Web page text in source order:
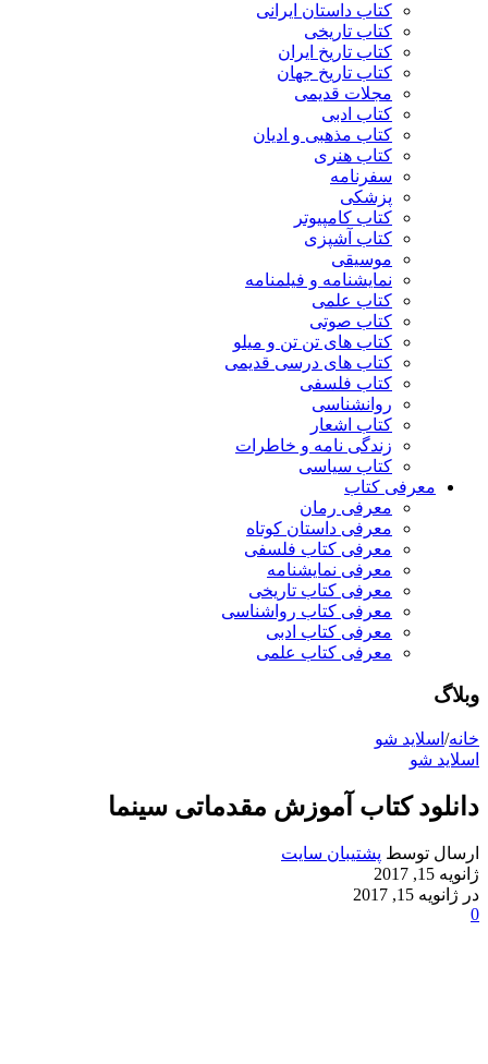
کتاب داستان ایرانی
کتاب تاریخی
کتاب تاریخ ایران
کتاب تاریخ جهان
مجلات قدیمی
کتاب ادبی
کتاب مذهبی و ادیان
کتاب هنری
سفرنامه
پزشکی
کتاب کامپیوتر
کتاب آشپزی
موسیقی
نمایشنامه و فیلمنامه
کتاب علمی
کتاب صوتی
کتاب های تن تن و میلو
کتاب های درسی قدیمی
کتاب فلسفی
روانشناسی
کتاب اشعار
زندگی نامه و خاطرات
کتاب سیاسی
معرفی کتاب
معرفی رمان
معرفی داستان کوتاه
معرفی کتاب فلسفی
معرفی نمایشنامه
معرفی کتاب تاریخی
معرفی کتاب رواشناسی
معرفی کتاب ادبی
معرفی کتاب علمی
وبلاگ
خانه/ اسلاید شو
اسلاید شو
دانلود کتاب آموزش مقدماتی سینما
ارسال توسط پشتیبان سایت
ژانویه 15, 2017
در ژانویه 15, 2017
0